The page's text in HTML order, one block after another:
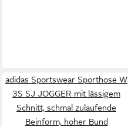
adidas Sportswear Sporthose W
3S SJ JOGGER mit lässigem
Schnitt, schmal zulaufende
Beinform, hoher Bund